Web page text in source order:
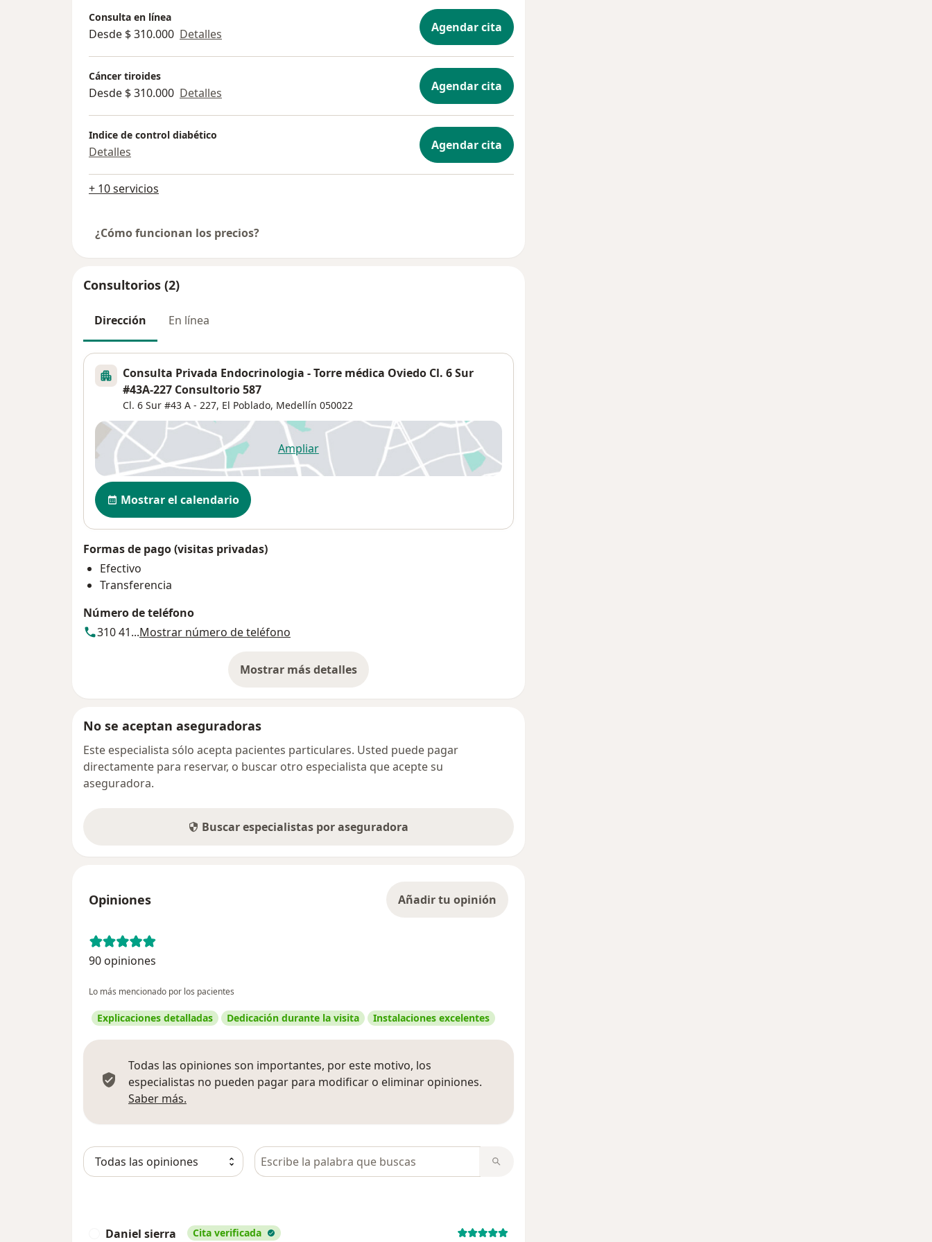
Consulta en línea
Desde $ 310.000 Detalles Agendar cita
Cáncer tiroides
Desde $ 310.000 Detalles Agendar cita
Indice de control diabético
Detalles Agendar cita
+ 10 servicios
¿Cómo funcionan los precios?
Consultorios (2)
Dirección En línea
Consulta Privada Endocrinologia - Torre médica Oviedo Cl. 6 Sur
#43A-227 Consultorio 587
Cl. 6 Sur #43 A - 227, El Poblado, Medellín 050022
Ampliarse abre en una nueva pestaña
Disponibilidad
Mostrar el calendario
Formas de pago (visitas privadas)
Efectivo
Transferencia
Número de teléfono
310 41...Mostrar número de teléfono
Mostrar más detalles
sobre la dirección
No se aceptan aseguradoras
Este especialista sólo acepta pacientes particulares. Usted puede pagar
directamente para reservar, o buscar otro especialista que acepte su
aseguradora.
Buscar especialistas por aseguradora
Opiniones Añadir tu opinión
90 opiniones
Lo más mencionado por los pacientes
Explicaciones detalladas Dedicación durante la visita Instalaciones excelentes
Todas las opiniones son importantes, por este motivo, los
especialistas no pueden pagar para modificar o eliminar opiniones.
Saber más.
Busca en opiniones
Daniel sierra Cita verificada